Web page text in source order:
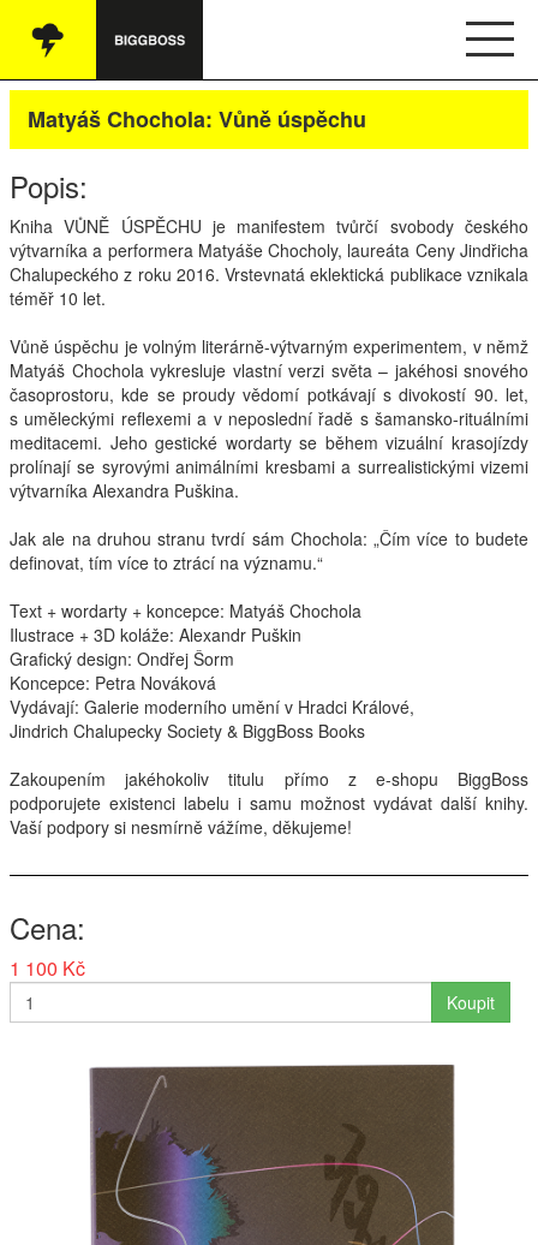
Vše
Audio
Oblečení
Knihy
Ostatní
English
Obchodní podmínky
Interpreti
Matyáš Chochola: Vůně úspěchu
Popis:
Kniha VŮNĚ ÚSPĚCHU je manifestem tvůrčí svobody českého
výtvarníka a performera Matyáše Chocholy, laureáta Ceny Jindřicha
Chalupeckého z roku 2016. Vrstevnatá eklektická publikace vznikala
téměř 10 let.
Vůně úspěchu je volným literárně-výtvarným experimentem, v němž
Matyáš Chochola vykresluje vlastní verzi světa – jakéhosi snového
časoprostoru, kde se proudy vědomí potkávají s divokostí 90. let,
s uměleckými reflexemi a v neposlední řadě s šamansko-rituálními
meditacemi. Jeho gestické wordarty se během vizuální krasojízdy
prolínají se syrovými animálními kresbami a surrealistickými vizemi
výtvarníka Alexandra Puškina.
Jak ale na druhou stranu tvrdí sám Chochola: „Čím více to budete
definovat, tím více to ztrácí na významu.“
Text + wordarty + koncepce: Matyáš Chochola
Ilustrace + 3D koláže: Alexandr Puškin
Grafický design: Ondřej Šorm
Koncepce: Petra Nováková
Vydávají: Galerie moderního umění v Hradci Králové,
Jindrich Chalupecky Society & BiggBoss Books
Zakoupením jakéhokoliv titulu přímo z e-shopu BiggBoss
podporujete existenci labelu i samu možnost vydávat další knihy.
Vaší podpory si nesmírně vážíme, děkujeme!
Cena
1 100 Kč
Koupit